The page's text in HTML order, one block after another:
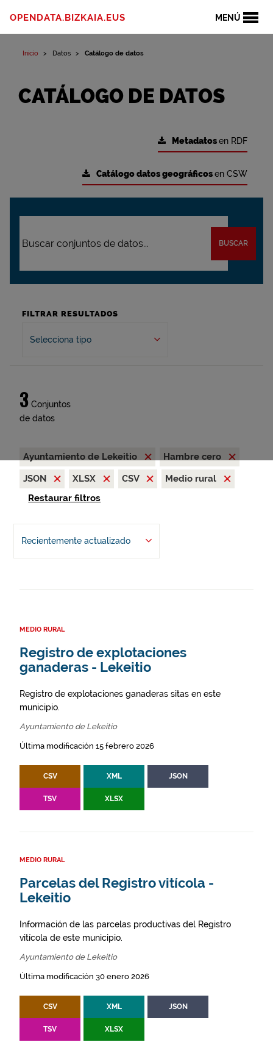
MENÚ
OPENDATA.BIZKAIA.EUS
Inicio Datos Catálogo de datos
CATÁLOGO DE DATOS
Metadatosen RDF
Catálogo datos geográficosen CSW
BUSCAR
FILTRAR RESULTADOS
Selecciona tipo
3 Conjuntos
de datos
Ayuntamiento de Lekeitio
Hambre cero
JSON
XLSX CSV
Medio rural
Restaurar filtros
Recientemente actualizado
MEDIO RURAL
Registro de explotaciones
ganaderas - Lekeitio
Registro de explotaciones ganaderas sitas en este
municipio.
Ayuntamiento de Lekeitio
Última modificación 15 febrero 2026
CSV XML JSON
TSV XLSX
MEDIO RURAL
Parcelas del Registro vitícola -
Lekeitio
Información de las parcelas productivas del Registro
vitícola de este municipio.
Ayuntamiento de Lekeitio
Última modificación 30 enero 2026
CSV XML JSON
TSV XLSX